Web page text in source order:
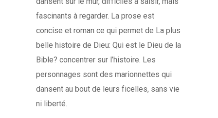
fascinants à regarder. La prose est
concise et roman ce qui permet de La plus
belle histoire de Dieu: Qui est le Dieu de la
Bible? concentrer sur l’histoire. Les
personnages sont des marionnettes qui
dansent au bout de leurs ficelles, sans vie
ni liberté.